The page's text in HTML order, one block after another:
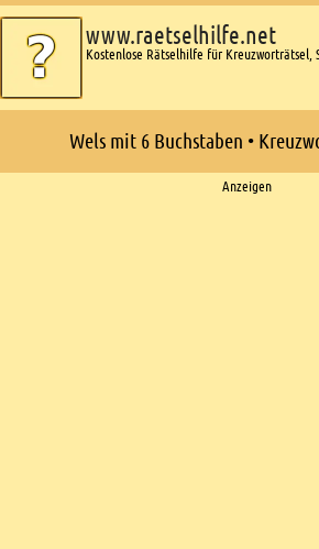
www.raetselhilfe.net
Kostenlose Rätselhilfe für Kreuzworträtsel,
Wels mit 6 Buchstaben •
Anzeigen